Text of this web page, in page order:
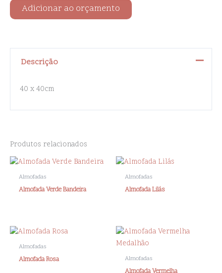
Adicionar ao orçamento
Descrição
40 x 40cm
Produtos relacionados
Almofadas
Almofada Verde Bandeira
Almofadas
Almofada Lilás
Almofadas
Almofada Rosa Almofadas